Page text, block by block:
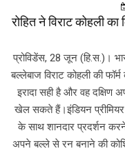
रोहित ने विराट कोहली
प्रोविडेंस, 28 जून (हि.स.)।
बल्लेबाज विराट कोहली की
इरादा सही है और वह
खेल सकते हैं।इंडियन
के साथ शानदार प्रदर्शन
अपने बल्ले से रन बनाने की